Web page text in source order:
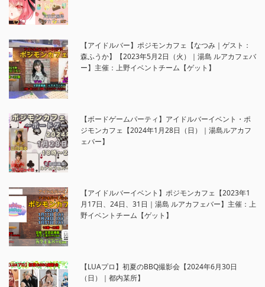
【アイドルバー】ポジモンカフェ【なつみ｜ゲスト：
森ふうか】【2023年5月2日（火）｜湯島 ルアカフェバ
ー】主催：上野イベントチーム【ゲット】
【ボードゲームパーティ】アイドルバーイベント・ポ
ジモンカフェ【2024年1月28日（日）｜湯島ルアカフ
ェバー】
【アイドルバーイベント】ポジモンカフェ【2023年1
月17日、24日、31日｜湯島 ルアカフェバー】主催：上
野イベントチーム【ゲット】
【LUAプロ】初夏のBBQ撮影会【2024年6月30日
（日）｜都内某所】